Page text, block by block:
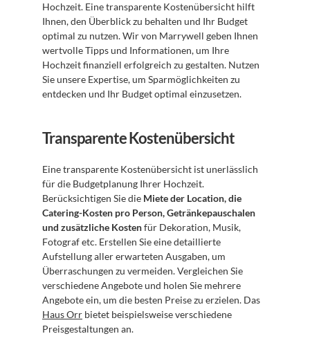
Hochzeit. Eine transparente Kostenübersicht hilft
Ihnen, den Überblick zu behalten und Ihr Budget
optimal zu nutzen. Wir von Marrywell geben Ihnen
wertvolle Tipps und Informationen, um Ihre
Hochzeit finanziell erfolgreich zu gestalten. Nutzen
Sie unsere Expertise, um Sparmöglichkeiten zu
entdecken und Ihr Budget optimal einzusetzen.
Transparente Kostenübersicht
Eine transparente Kostenübersicht ist unerlässlich
für die Budgetplanung Ihrer Hochzeit.
Berücksichtigen Sie die Miete der Location, die
Catering-Kosten pro Person, Getränkepauschalen
und zusätzliche Kosten für Dekoration, Musik,
Fotograf etc. Erstellen Sie eine detaillierte
Aufstellung aller erwarteten Ausgaben, um
Überraschungen zu vermeiden. Vergleichen Sie
verschiedene Angebote und holen Sie mehrere
Haus Orr bietet beispielsweise verschiedene
Preisgestaltungen an.